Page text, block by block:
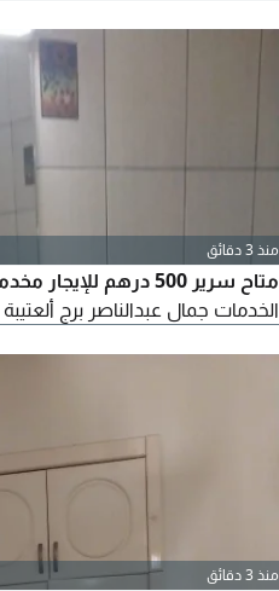
منذ 3 دقائق
متاح سرير 500 درهم
الخدمات جمال عبدالناصر برج
منذ 3 دقائق